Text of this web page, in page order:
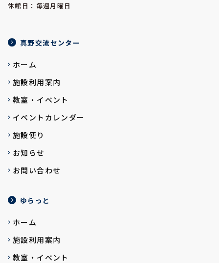
休館日：毎週月曜日
真野交流センター
ホーム
施設利用案内
教室・イベント
イベントカレンダー
施設便り
お知らせ
お問い合わせ
ゆらっと
ホーム
施設利用案内
教室・イベント